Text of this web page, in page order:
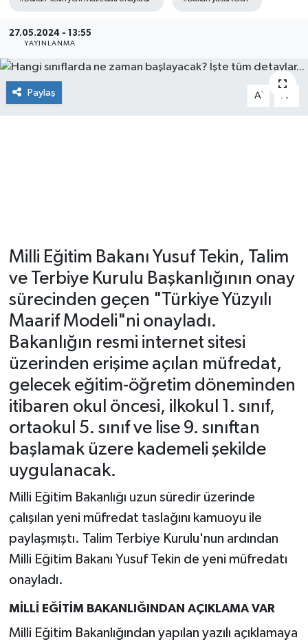
27.05.2024 - 13:55
YAYINLANMA
Paylaş A- A
Milli Eğitim Bakanı Yusuf Tekin, Talim
ve Terbiye Kurulu Başkanlığının onay
sürecinden geçen "Türkiye Yüzyılı
Maarif Modeli"ni onayladı.
Bakanlığın resmi internet sitesi
üzerinden erişime açılan müfredat,
gelecek eğitim-öğretim döneminden
itibaren okul öncesi, ilkokul 1. sınıf,
ortaokul 5. sınıf ve lise 9. sınıftan
başlamak üzere kademeli şekilde
uygulanacak.
Milli Eğitim Bakanlığı uzun süredir üzerinde
çalışılan yeni müfredat taslağını kamuoyu ile
paylaşmıştı. Talim Terbiye Kurulu'nun ardından
Milli Eğitim Bakanı Yusuf Tekin de yeni müfredatı
onayladı.
MİLLİ EĞİTİM BAKANLIĞINDAN AÇIKLAMA VAR
Milli Eğitim Bakanlığından yapılan yazılı açıklamaya